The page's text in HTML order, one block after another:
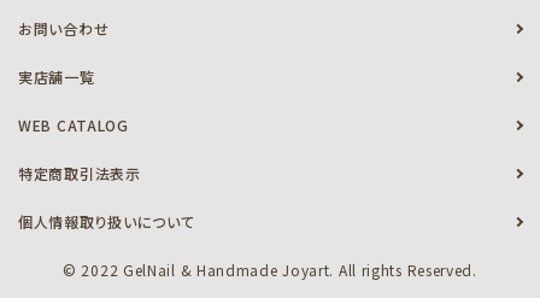
お問い合わせ
実店舗一覧
WEB CATALOG
特定商取引法表示
個人情報取り扱いについて
© 2022 GelNail & Handmade Joyart. All rights Reserved.